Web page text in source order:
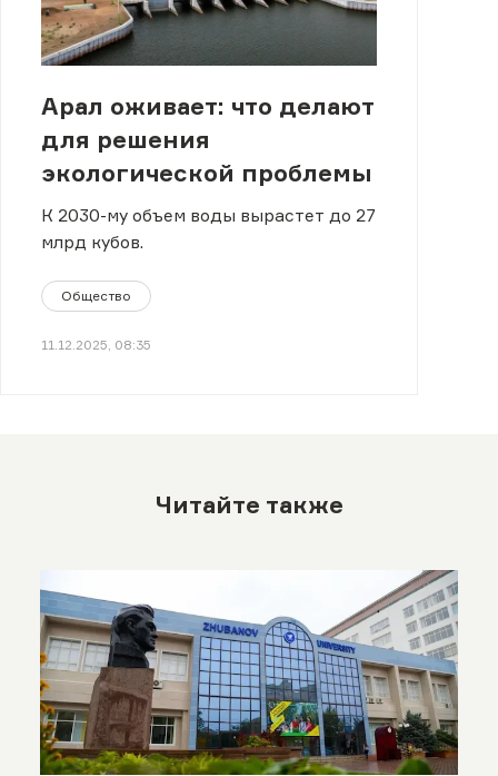
Арал оживает: что делают
для решения
экологической проблемы
К 2030-му объем воды вырастет до 27
млрд кубов.
Общество
11.12.2025, 08:35
Читайте также